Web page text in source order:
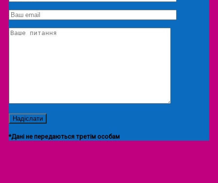
Екскурсія/локація
*Дані не передаються третім особам